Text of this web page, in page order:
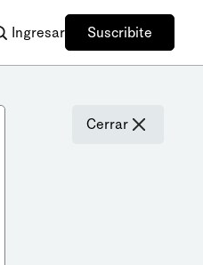
Ingresar Suscribite
Cerrar